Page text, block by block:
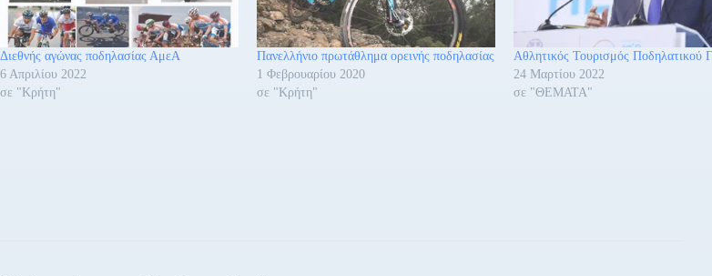
Διεθνής αγώνας ποδηλασίας ΑμεΑ
6 Απριλίου 2022
σε "Κρήτη"
Πανελλήνιο πρωτάθλημα ορεινής ποδηλασίας
1 Φεβρουαρίου 2020
σε "Κρήτη"
Αθλητικός Τουρισμός Ποδηλατικού
24 Μαρτίου 2022
σε "ΘΕΜΑΤΑ"